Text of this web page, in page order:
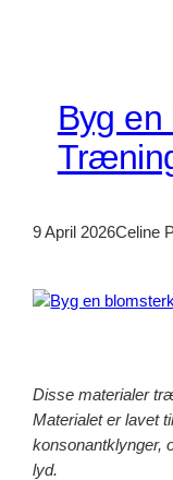
Byg en
9 April 2026Celine
Disse materialer
Materialet er lavet
konsonantklynger,
lyd.